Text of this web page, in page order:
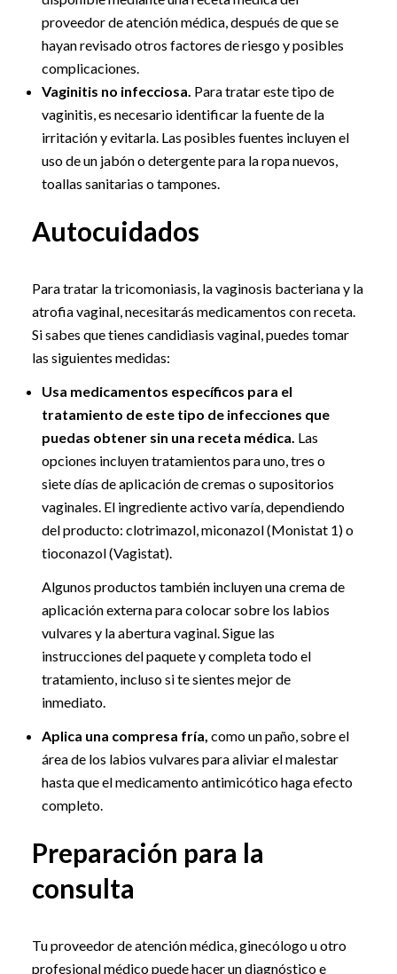
proveedor de atención médica, después de que se
hayan revisado otros factores de riesgo y posibles
complicaciones.
Vaginitis no infecciosa. Para tratar este tipo de
vaginitis, es necesario identificar la fuente de la
irritación y evitarla. Las posibles fuentes incluyen el
uso de un jabón o detergente para la ropa nuevos,
toallas sanitarias o tampones.
Autocuidados
Para tratar la tricomoniasis, la vaginosis bacteriana y la
atrofia vaginal, necesitarás medicamentos con receta.
Si sabes que tienes candidiasis vaginal, puedes tomar
las siguientes medidas:
Usa medicamentos específicos para el
tratamiento de este tipo de infecciones que
puedas obtener sin una receta médica. Las
opciones incluyen tratamientos para uno, tres o
siete días de aplicación de cremas o supositorios
vaginales. El ingrediente activo varía, dependiendo
del producto: clotrimazol, miconazol (Monistat 1) o
tioconazol (Vagistat).
Algunos productos también incluyen una crema de
aplicación externa para colocar sobre los labios
vulvares y la abertura vaginal. Sigue las
instrucciones del paquete y completa todo el
tratamiento, incluso si te sientes mejor de
inmediato.
Aplica una compresa fría, como un paño, sobre el
área de los labios vulvares para aliviar el malestar
hasta que el medicamento antimicótico haga efecto
completo.
Preparación para la
consulta
Tu proveedor de atención médica, ginecólogo u otro
profesional médico puede hacer un diagnóstico e